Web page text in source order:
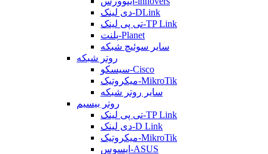
دی لینک-DLink
تی پی لینک-TP Link
پلنت-Planet
سایر سوئیچ شبکه
روتر شبکه
سیسکو-Cisco
میکروتیک-MikroTik
سایر روتر شبکه
روتر بیسیم
تی پی لینک-TP Link
دی لینک-D Link
میکروتیک-MikroTik
ایسوس-ASUS